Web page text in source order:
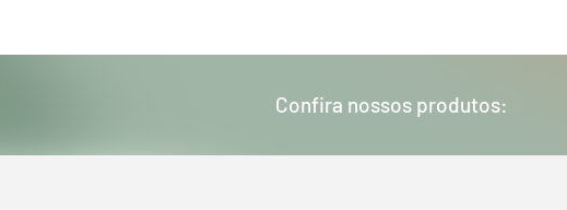
Confira nossos produtos: